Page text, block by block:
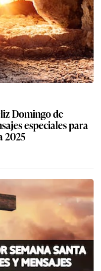
Domingo de
especiales para
2025